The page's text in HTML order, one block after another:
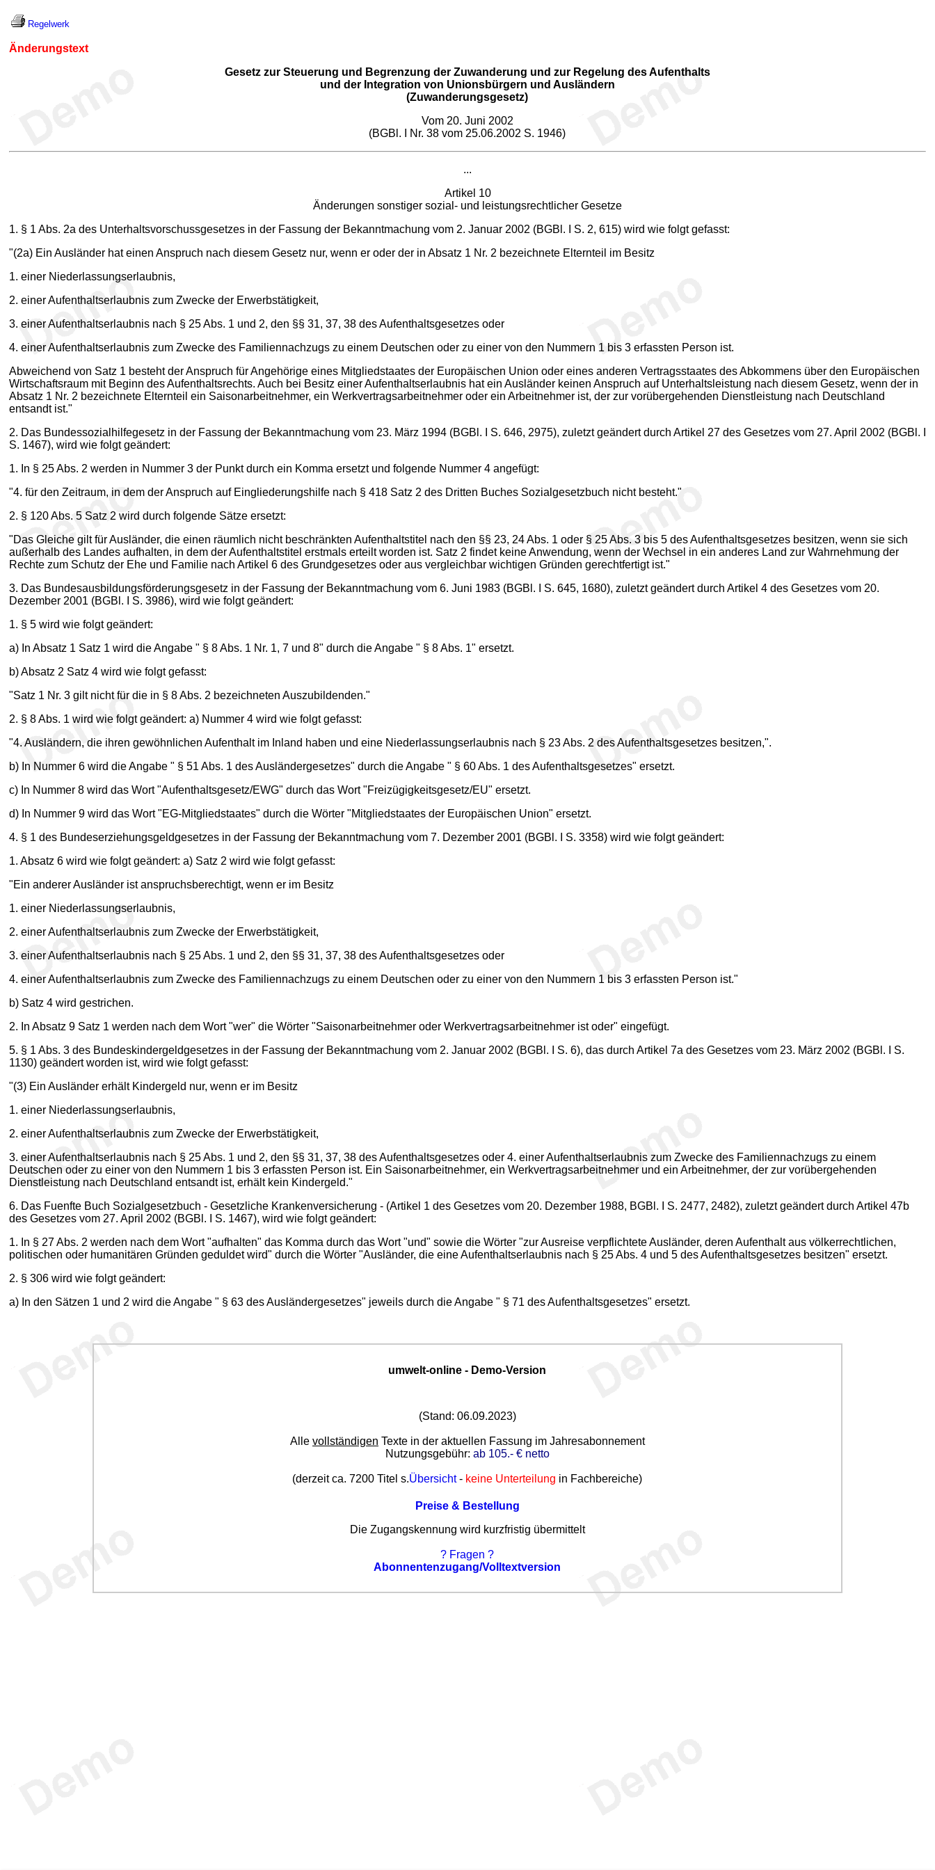
Regelwerk
Änderungstext
Gesetz zur Steuerung und Begrenzung der Zuwanderung und zur Regelung des Aufenthalts
und der Integration von Unionsbürgern und Ausländern
(Zuwanderungsgesetz)
Vom 20. Juni 2002
(BGBl. I Nr. 38 vom 25.06.2002 S. 1946)
...
Artikel 10
Änderungen sonstiger sozial- und leistungsrechtlicher Gesetze
1. § 1 Abs. 2a des Unterhaltsvorschussgesetzes in der Fassung der Bekanntmachung vom 2. Januar 2002 (BGBl. I S. 2, 615) wird wie folgt gefasst:
"(2a) Ein Ausländer hat einen Anspruch nach diesem Gesetz nur, wenn er oder der in Absatz 1 Nr. 2 bezeichnete Elternteil im Besitz
1. einer Niederlassungserlaubnis,
2. einer Aufenthaltserlaubnis zum Zwecke der Erwerbstätigkeit,
3. einer Aufenthaltserlaubnis nach § 25 Abs. 1 und 2, den §§ 31, 37, 38 des Aufenthaltsgesetzes oder
4. einer Aufenthaltserlaubnis zum Zwecke des Familiennachzugs zu einem Deutschen oder zu einer von den Nummern 1 bis 3 erfassten Person ist.
Abweichend von Satz 1 besteht der Anspruch für Angehörige eines Mitgliedstaates der Europäischen Union oder eines anderen Vertragsstaates des Abkommens über den Europäischen
Wirtschaftsraum mit Beginn des Aufenthaltsrechts. Auch bei Besitz einer Aufenthaltserlaubnis hat ein Ausländer keinen Anspruch auf Unterhaltsleistung nach diesem Gesetz, wenn der in
Absatz 1 Nr. 2 bezeichnete Elternteil ein Saisonarbeitnehmer, ein Werkvertragsarbeitnehmer oder ein Arbeitnehmer ist, der zur vorübergehenden Dienstleistung nach Deutschland
entsandt ist."
2. Das Bundessozialhilfegesetz in der Fassung der Bekanntmachung vom 23. März 1994 (BGBl. I S. 646, 2975), zuletzt geändert durch Artikel 27 des Gesetzes vom 27. April 2002 (BGBl. I
S. 1467), wird wie folgt geändert:
1. In § 25 Abs. 2 werden in Nummer 3 der Punkt durch ein Komma ersetzt und folgende Nummer 4 angefügt:
"4. für den Zeitraum, in dem der Anspruch auf Eingliederungshilfe nach § 418 Satz 2 des Dritten Buches Sozialgesetzbuch nicht besteht."
2. § 120 Abs. 5 Satz 2 wird durch folgende Sätze ersetzt:
"Das Gleiche gilt für Ausländer, die einen räumlich nicht beschränkten Aufenthaltstitel nach den §§ 23, 24 Abs. 1 oder § 25 Abs. 3 bis 5 des Aufenthaltsgesetzes besitzen, wenn sie sich
außerhalb des Landes aufhalten, in dem der Aufenthaltstitel erstmals erteilt worden ist. Satz 2 findet keine Anwendung, wenn der Wechsel in ein anderes Land zur Wahrnehmung der
Rechte zum Schutz der Ehe und Familie nach Artikel 6 des Grundgesetzes oder aus vergleichbar wichtigen Gründen gerechtfertigt ist."
3. Das Bundesausbildungsförderungsgesetz in der Fassung der Bekanntmachung vom 6. Juni 1983 (BGBl. I S. 645, 1680), zuletzt geändert durch Artikel 4 des Gesetzes vom 20.
Dezember 2001 (BGBl. I S. 3986), wird wie folgt geändert:
1. § 5 wird wie folgt geändert:
a) In Absatz 1 Satz 1 wird die Angabe " § 8 Abs. 1 Nr. 1, 7 und 8" durch die Angabe " § 8 Abs. 1" ersetzt.
b) Absatz 2 Satz 4 wird wie folgt gefasst:
"Satz 1 Nr. 3 gilt nicht für die in § 8 Abs. 2 bezeichneten Auszubildenden."
2. § 8 Abs. 1 wird wie folgt geändert: a) Nummer 4 wird wie folgt gefasst:
"4. Ausländern, die ihren gewöhnlichen Aufenthalt im Inland haben und eine Niederlassungserlaubnis nach § 23 Abs. 2 des Aufenthaltsgesetzes besitzen,".
b) In Nummer 6 wird die Angabe " § 51 Abs. 1 des Ausländergesetzes" durch die Angabe " § 60 Abs. 1 des Aufenthaltsgesetzes" ersetzt.
c) In Nummer 8 wird das Wort "Aufenthaltsgesetz/EWG" durch das Wort "Freizügigkeitsgesetz/EU" ersetzt.
d) In Nummer 9 wird das Wort "EG-Mitgliedstaates" durch die Wörter "Mitgliedstaates der Europäischen Union" ersetzt.
4. § 1 des Bundeserziehungsgeldgesetzes in der Fassung der Bekanntmachung vom 7. Dezember 2001 (BGBl. I S. 3358) wird wie folgt geändert:
1. Absatz 6 wird wie folgt geändert: a) Satz 2 wird wie folgt gefasst:
"Ein anderer Ausländer ist anspruchsberechtigt, wenn er im Besitz
1. einer Niederlassungserlaubnis,
2. einer Aufenthaltserlaubnis zum Zwecke der Erwerbstätigkeit,
3. einer Aufenthaltserlaubnis nach § 25 Abs. 1 und 2, den §§ 31, 37, 38 des Aufenthaltsgesetzes oder
4. einer Aufenthaltserlaubnis zum Zwecke des Familiennachzugs zu einem Deutschen oder zu einer von den Nummern 1 bis 3 erfassten Person ist."
b) Satz 4 wird gestrichen.
2. In Absatz 9 Satz 1 werden nach dem Wort "wer" die Wörter "Saisonarbeitnehmer oder Werkvertragsarbeitnehmer ist oder" eingefügt.
5. § 1 Abs. 3 des Bundeskindergeldgesetzes in der Fassung der Bekanntmachung vom 2. Januar 2002 (BGBl. I S. 6), das durch Artikel 7a des Gesetzes vom 23. März 2002 (BGBl. I S.
1130) geändert worden ist, wird wie folgt gefasst:
"(3) Ein Ausländer erhält Kindergeld nur, wenn er im Besitz
1. einer Niederlassungserlaubnis,
2. einer Aufenthaltserlaubnis zum Zwecke der Erwerbstätigkeit,
3. einer Aufenthaltserlaubnis nach § 25 Abs. 1 und 2, den §§ 31, 37, 38 des Aufenthaltsgesetzes oder 4. einer Aufenthaltserlaubnis zum Zwecke des Familiennachzugs zu einem
Deutschen oder zu einer von den Nummern 1 bis 3 erfassten Person ist. Ein Saisonarbeitnehmer, ein Werkvertragsarbeitnehmer und ein Arbeitnehmer, der zur vorübergehenden
Dienstleistung nach Deutschland entsandt ist, erhält kein Kindergeld."
6. Das Fuenfte Buch Sozialgesetzbuch - Gesetzliche Krankenversicherung - (Artikel 1 des Gesetzes vom 20. Dezember 1988, BGBl. I S. 2477, 2482), zuletzt geändert durch Artikel 47b
des Gesetzes vom 27. April 2002 (BGBl. I S. 1467), wird wie folgt geändert:
1. In § 27 Abs. 2 werden nach dem Wort "aufhalten" das Komma durch das Wort "und" sowie die Wörter "zur Ausreise verpflichtete Ausländer, deren Aufenthalt aus völkerrechtlichen,
politischen oder humanitären Gründen geduldet wird" durch die Wörter "Ausländer, die eine Aufenthaltserlaubnis nach § 25 Abs. 4 und 5 des Aufenthaltsgesetzes besitzen" ersetzt.
2. § 306 wird wie folgt geändert:
a) In den Sätzen 1 und 2 wird die Angabe " § 63 des Ausländergesetzes" jeweils durch die Angabe " § 71 des Aufenthaltsgesetzes" ersetzt.
umwelt-online - Demo-Version
(Stand: 06.09.2023)
Alle vollständigen Texte in der aktuellen Fassung im Jahresabonnement
Nutzungsgebühr: ab 105.- € netto
(derzeit ca. 7200 Titel s.Übersicht- keine Unterteilung in Fachbereiche)
Preise & Bestellung
Die Zugangskennung wird kurzfristig übermittelt
? Fragen ?
Abonnentenzugang/Volltextversion